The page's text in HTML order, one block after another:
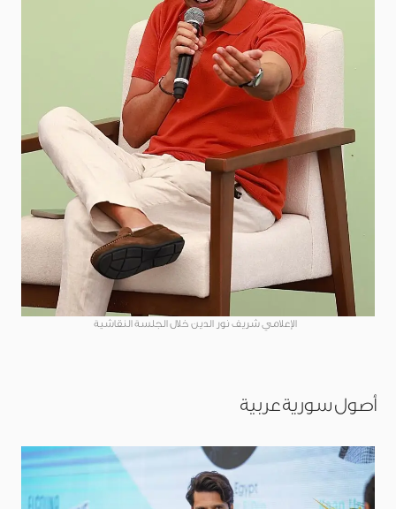
الإعلامي شريف نور الدين خلال الجلسة النقاشية
أصول سورية عربية